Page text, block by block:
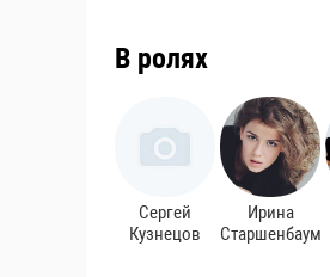
В ролях
Сергей
Кузнецов
Ирина
Старшенбаум